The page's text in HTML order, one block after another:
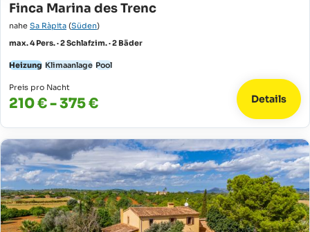
Finca Marina des Trenc
nahe Sa Ràpita (Süden)
max. 4 Pers. · 2 Schlafzim. · 2 Bäder
Heizung Klimaanlage Pool
Preis pro Nacht
210 € - 375 € Details